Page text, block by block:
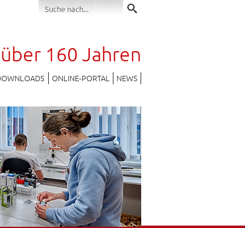
160 Jahren
ONLINE-PORTAL NEWS